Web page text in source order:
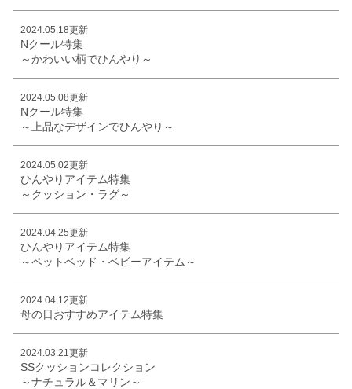
2024.05.18更新
Nクール特集
～かわいい柄でひんやり～
2024.05.08更新
Nクール特集
～上品なデザインでひんやり～
2024.05.02更新
ひんやりアイテム特集
～クッション・ラグ～
2024.04.25更新
ひんやりアイテム特集
～ペットベッド・ベビーアイテム～
2024.04.12更新
母の日おすすめアイテム特集
2024.03.21更新
SSクッションコレクション
～ナチュラル＆マリン～